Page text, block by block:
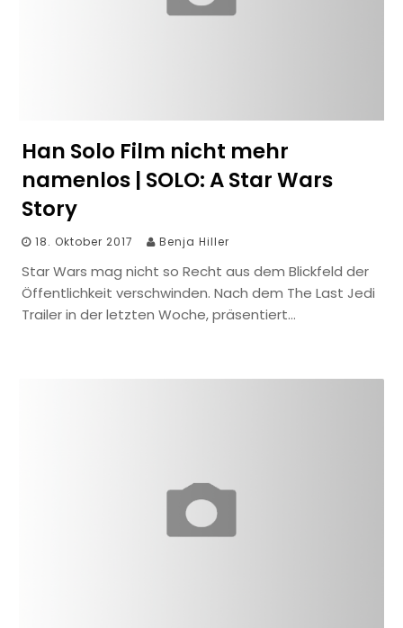
Han Solo Film nicht mehr
namenlos | SOLO: A Star Wars
Story
18. Oktober 2017 Benja Hiller
Star Wars mag nicht so Recht aus dem Blickfeld der
Öffentlichkeit verschwinden. Nach dem The Last Jedi
Trailer in der letzten Woche, präsentiert…